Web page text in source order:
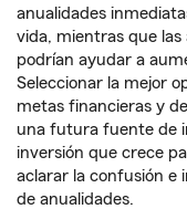
anualidades
vida, mientras que
podrían ayudar a
Seleccionar la mejor
metas financieras y
una futura fuente de
inversión que crece
aclarar la confusión e
de anualidades.